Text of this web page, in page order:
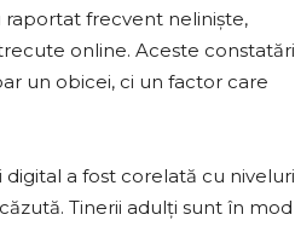
frecvent neliniște,
online. Aceste constatări
un obicei, ci un factor care
a fost corelată cu niveluri
Tinerii adulți sunt în mod